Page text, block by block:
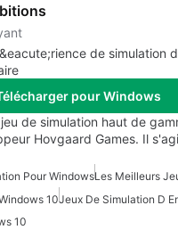
de simulation
pour Windows
de simulation haut de
Hovgaard Games. Il
Pour WindowsLes Meilleurs
10Jeux De Simulation D
10